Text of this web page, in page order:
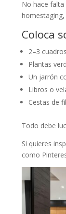
No hace falta
homestaging,
Coloca
2–3
Plantas
Un jarrón
Libros o
Cestas de
Todo debe
Si quieres
como